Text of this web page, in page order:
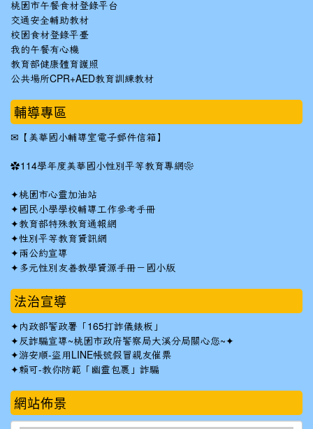
桃園市午餐食材登錄平台
交通安全輔助教材
校園食材登錄平臺
我的午餐有心機
教育部健康體育護照
公共場所CPR+AED教育訓練教材
輔導專區
✉ 【美華國小輔導室電子郵件信箱】
✿114學年度美華國小性別平等教育專網❀
✦桃園市心靈加油站
✦ 國民小學學校輔導工作參考手冊
✦教育部特殊教育通報網
✦性別平等教育資訊網
✦兩公約宣導
✦ 多元性別友善教學資源手冊－國小版
法治宣導
✦ 內政部警政署「165打詐儀錶板」
✦反詐騙宣導~桃園市政府警察局大溪分局關心您~✦
✦游安順-盜用LINE帳號假冒親友催票
✦賴可-教你防範「幽靈包裹」詐騙
網站佈景